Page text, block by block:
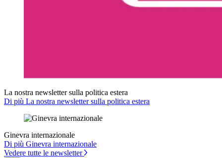
La nostra newsletter sulla politica estera
Di più La nostra newsletter sulla politica estera
Ginevra internazionale
Di più Ginevra internazionale
Vedere tutte le newsletter